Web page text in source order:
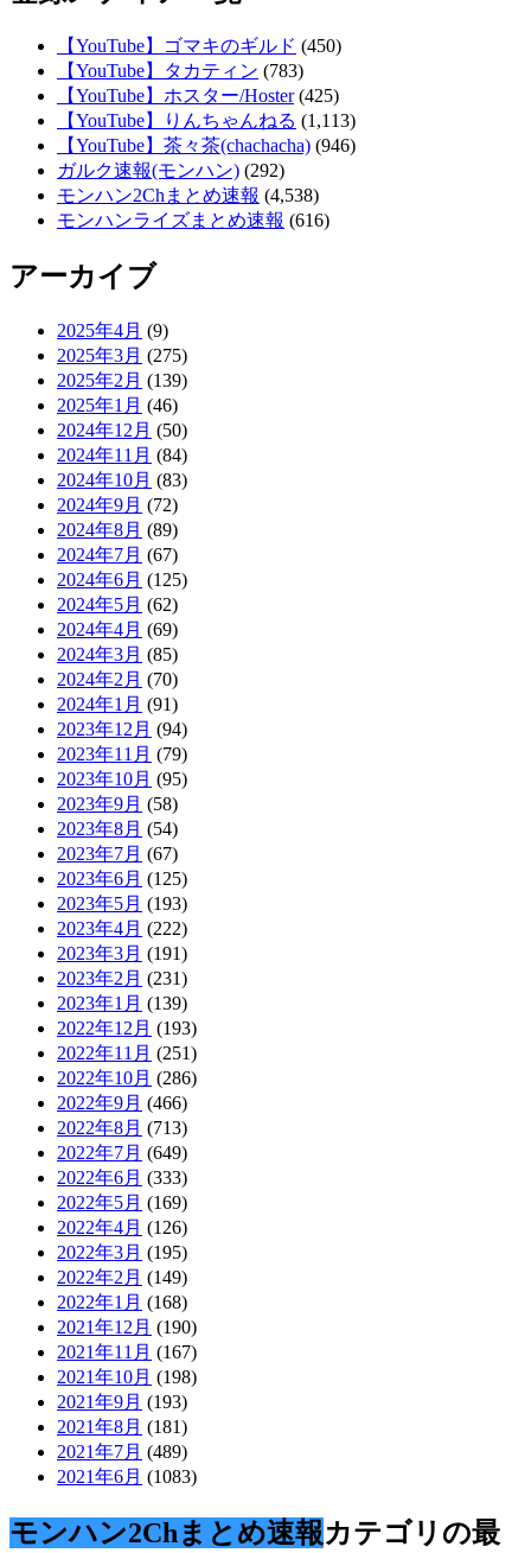
【YouTube】ゴマキのギルド (450)
【YouTube】タカティン (783)
【YouTube】ホスター/Hoster(425)
【YouTube】りんちゃんねる (1,113)
【YouTube】茶々茶(chachacha) (946)
ガルク速報(モンハン) (292)
モンハン2Chまとめ速報 (4,538)
モンハンライズまとめ速報 (616)
アーカイブ
2025年4月 (9)
2025年3月 (275)
2025年2月 (139)
2025年1月 (46)
2024年12月 (50)
2024年11月 (84)
2024年10月 (83)
2024年9月 (72)
2024年8月 (89)
2024年7月 (67)
2024年6月 (125)
2024年5月 (62)
2024年4月 (69)
2024年3月 (85)
2024年2月 (70)
2024年1月 (91)
2023年12月 (94)
2023年11月 (79)
2023年10月 (95)
2023年9月 (58)
2023年8月 (54)
2023年7月 (67)
2023年6月 (125)
2023年5月 (193)
2023年4月 (222)
2023年3月 (191)
2023年2月 (231)
2023年1月 (139)
2022年12月 (193)
2022年11月 (251)
2022年10月 (286)
2022年9月 (466)
2022年8月 (713)
2022年7月 (649)
2022年6月 (333)
2022年5月 (169)
2022年4月 (126)
2022年3月 (195)
2022年2月 (149)
2022年1月 (168)
2021年12月 (190)
2021年11月 (167)
2021年10月 (198)
2021年9月 (193)
2021年8月 (181)
2021年7月 (489)
2021年6月 (1083)
モンハン2Chまとめ速報カテゴリの最